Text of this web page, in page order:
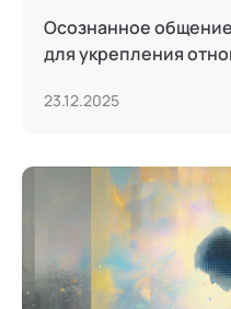
Осознанное
для укрепления
23.12.2025